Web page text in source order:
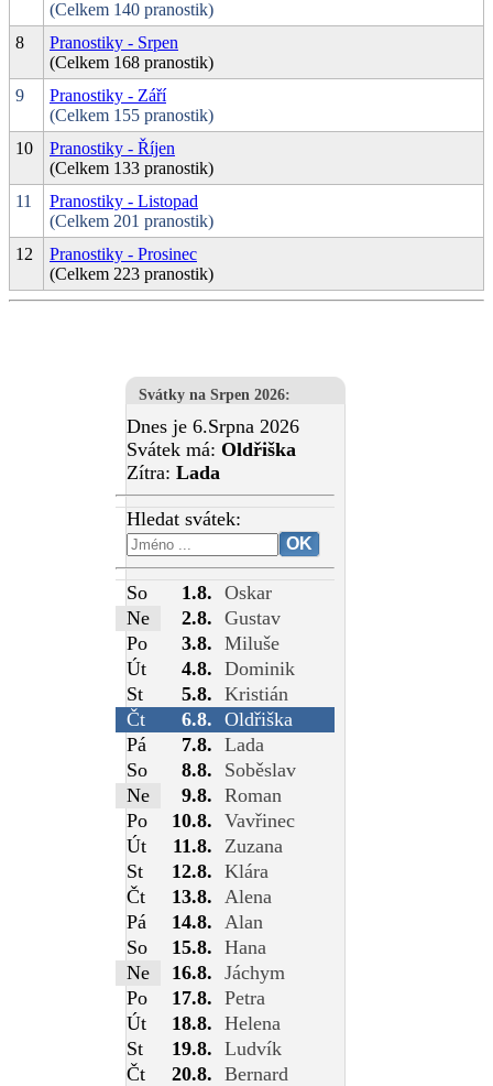
(Celkem 140 pranostik)
8
Pranostiky - Srpen
(Celkem 168 pranostik)
9
Pranostiky - Září
(Celkem 155 pranostik)
10
Pranostiky - Říjen
(Celkem 133 pranostik)
11
Pranostiky - Listopad
(Celkem 201 pranostik)
12
Pranostiky - Prosinec
(Celkem 223 pranostik)
Svátky na Srpen 2026:
Dnes je 6.Srpna 2026
Svátek má: Oldřiška
Zítra: Lada
Hledat svátek:
So 1.8. Oskar
Ne
2.8. Gustav
Po
3.8. Miluše
Út
4.8. Dominik
St
5.8. Kristián
Čt
6.8. Oldřiška
Pá
7.8. Lada
So
8.8.
Soběslav
Ne
9.8. Roman
Po
10.8. Vavřinec
Út
11.8.
Zuzana
St
12.8. Klára
Čt
13.8.
Alena
Pá
14.8.
Alan
So
15.8. Hana
Ne
16.8. Jáchym
Po
17.8. Petra
Út
18.8. Helena
St
19.8. Ludvík
Čt
20.8. Bernard